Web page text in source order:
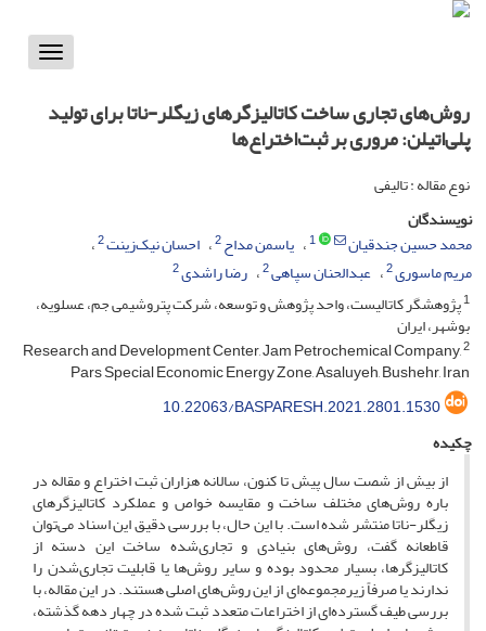
Toggle
روش‌های تجاری ‌ساخت کاتالیزگر‌های زیگلر-ناتا برای تولید
پلی‌اتیلن: مروری بر ثبت‌اختراع‌ها
نوع مقاله : تالیفی
نویسندگان
محمد حسین جندقیان
1 یاسمن مداح2 احسان نیک‌زینت2
مریم ماسوری2 عبدالحنان سپاهی2 رضا راشدی2
1پژوهشگر کاتالیست، واحد پژوهش و توسعه، شرکت پتروشیمی جم، عسلویه،
بوشهر، ایران
2
Research and Development Center, Jam Petrochemical Company,
Pars Special Economic Energy Zone, Asaluyeh, Bushehr, Iran
10.22063/BASPARESH.2021.2801.1530
چکیده
از بیش از شصت سال پیش تا کنون، سالانه هزاران ثبت­ اختراع و مقاله در
باره روش‌های مختلف ساخت و مقایسه‌ خواص و عملکرد کاتالیزگر‌های
زیگلر-ناتا منتشر شده است. با این حال، با بررسی دقیق این اسناد می‌توان
قاطعانه گفت، روش‌های بنیادی و تجاری‌شده‌ ساخت این دسته از
کاتالیزگر‌ها، بسیار محدود بوده و سایر روش‌ها یا قابلیت تجاری‌شدن را
ندارند یا صرفاً زیرمجموعه‌ا‌ی از این روش‌های اصلی هستند. در این مقاله، با
بررسی طیف گسترده‌ای از اختراعات متعدد ثبت­ شده در چهار دهه گذشته،